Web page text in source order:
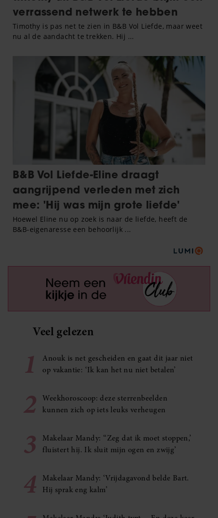
Veel gelezen
1
Anouk is net gescheiden en gaat dit jaar niet
op vakantie: ‘Ik kan het nu niet betalen’
2
Weekhoroscoop: deze sterrenbeelden
kunnen zich op iets leuks verheugen
3
Makelaar Mandy: ‘‘Zeg dat ik moet stoppen,’
fluistert hij. Ik sluit mijn ogen en zwijg’
4
Makelaar Mandy: ‘Vrijdagavond belde Bart.
Hij sprak eng kalm’